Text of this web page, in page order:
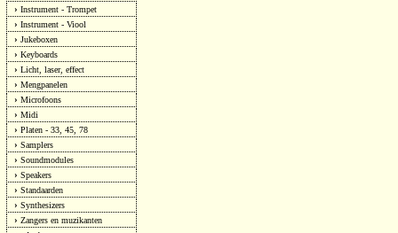
› Instrument - Trompet
› Instrument - Viool
› Jukeboxen
› Keyboards
› Licht, laser, effect
› Mengpanelen
› Microfoons
› Midi
› Platen - 33, 45, 78
› Samplers
› Soundmodules
› Speakers
› Standaarden
› Synthesizers
› Zangers en muzikanten